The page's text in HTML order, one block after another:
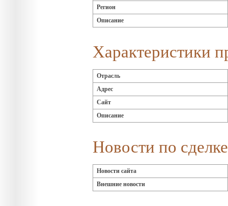
Регион
Описание
Характеристики
Отрасль
Адрес
Сайт
Описание
Новости по сделке
Новости сайта
Внешние новости